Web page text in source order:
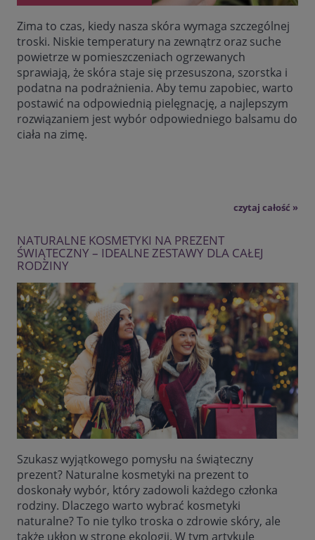
Zima to czas, kiedy nasza skóra wymaga szczególnej
troski. Niskie temperatury na zewnątrz oraz suche
powietrze w pomieszczeniach ogrzewanych
sprawiają, że skóra staje się przesuszona, szorstka i
podatna na podrażnienia. Aby temu zapobiec, warto
postawić na odpowiednią pielęgnację, a najlepszym
rozwiązaniem jest wybór odpowiedniego balsamu do
ciała na zimę.
czytaj całość »
NATURALNE KOSMETYKI NA PREZENT
ŚWIĄTECZNY – IDEALNE ZESTAWY DLA CAŁEJ
RODZINY
Szukasz wyjątkowego pomysłu na świąteczny
prezent? Naturalne kosmetyki na prezent to
doskonały wybór, który zadowoli każdego członka
rodziny. Dlaczego warto wybrać kosmetyki
naturalne? To nie tylko troska o zdrowie skóry, ale
także ukłon w stronę ekologii. W tym artykule